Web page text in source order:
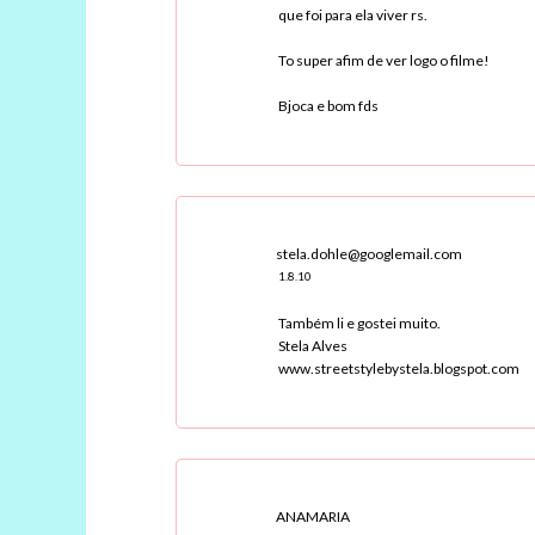
que foi para ela viver rs.
To super afim de ver logo o filme!
Bjoca e bom fds
stela.dohle@googlemail.com
1.8.10
Também li e gostei muito.
Stela Alves
www.streetstylebystela.blogspot.com
ANAMARIA